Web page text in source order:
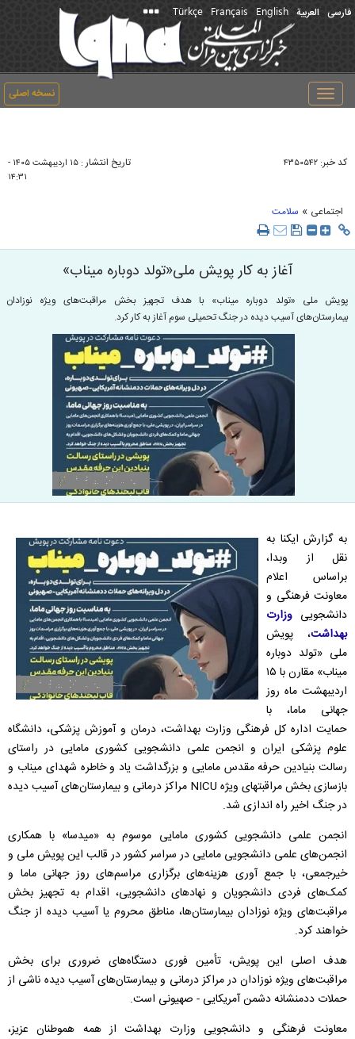
فارسی العربیة English
Français
Türkçe
نسخه اصلی
Toggle
navigation
کد خبر: ۴۳۵۰۵۴۲ تاریخ انتشار :
۱۵ ارديبهشت ۱۴۰۵ -
۱۴:۳۱
اجتماعی » سلامت
آغاز به کار پویش ملی«تولد دوباره میناب»
پویش ملی «تولد دوباره میناب» با هدف تجهیز بخش مراقبت‌های ویژه نوزادان
بیمارستان‌های آسیب دیده در جنگ تحمیلی سوم آغاز به کار کرد.
به گزارش ایکنا به
نقل از وبدا،
براساس اعلام
معاونت فرهنگی و
دانشجویی وزارت
بهداشت، پویش
ملی «تولد دوباره
میناب» مقارن با ۱۵
اردیبهشت ماه روز
جهانی ماما، با
حمایت اداره کل فرهنگی وزارت بهداشت، درمان و آموزش پزشکی، دانشگاه
علوم پزشکی ایران و انجمن علمی دانشجویی کشوری مامایی در راستای
رسالت بنیادین حرفه مقدس مامایی و بزرگداشت یاد و خاطره شهدای میناب و
بازسازی بخش مراقبتهای ویژه NICU مراکز درمانی و بیمارستان‌های آسیب دیده
در جنگ اخیر راه اندازی شد.
انجمن علمی دانشجویی کشوری مامایی موسوم به «میدسا» با همکاری
انجمن‌های علمی دانشجویی مامایی در سراسر کشور در قالب این پویش ملی و
خیرجمعی، با جمع آوری هزینه‌های برگزاری مراسم‌های روز جهانی ماما و
کمک‌های فردی دانشجویان و نهادهای دانشجویی، اقدام به تجهیز بخش
مراقبت‌های ویژه نوزادان بیمارستان‌ها، مناطق محروم یا آسیب دیده از جنگ
خواهند کرد.
هدف اصلی این پویش، تأمین فوری دستگاه‌های ضروری برای بخش
مراقبت‌های ویژه نوزادان در مراکز درمانی و بیمارستان‌های آسیب دیده ناشی از
حملات ددمنشانه دشمن آمریکایی - صهیونی است.
معاونت فرهنگی و دانشجویی وزارت بهداشت از همه هموطنان عزیز،